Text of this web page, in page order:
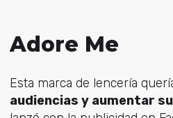
Adore Me
Esta marca de lencería
audiencias y aumentar